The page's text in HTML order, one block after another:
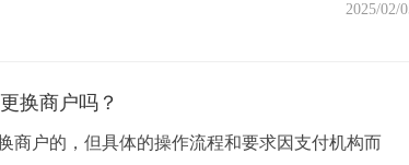
2025/02/
换商户吗？
商户的，但具体的操作流程和要求因支付机构而